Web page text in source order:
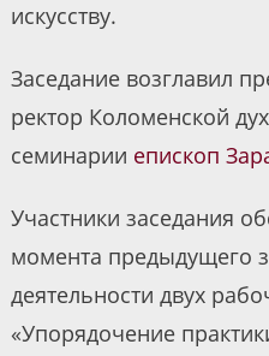
искусству.
Заседание возглавил
ректор Коломенской
семинарии епископ
Участники заседания
момента предыдущего
деятельности двух
«Упорядочение